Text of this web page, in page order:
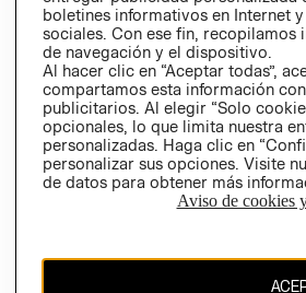
Ecuador ($)
CAMBIAR REGIÓN
El contenido de esta página web está
boletines informativos en Internet
sociales. Con ese fin,
de navegación y el dispositivo.
Al hacer clic en “Aceptar todas”,
compartamos esta información
publicitarios. Al elegir “Solo
opcionales, lo que limita nuestra
personalizadas. Haga clic en
personalizar sus opciones. Visite
de datos para obtener más
Aviso de cookies